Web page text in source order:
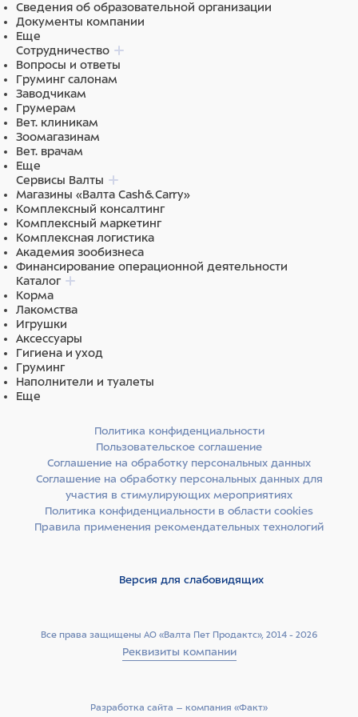
клюква, масло подсолнечное, витамины и минералы,
DL-метионин, L-карнитин, таурин.
Сведения об образовательной организации
Документы компании
Еще
Сотрудничество
Вопросы и ответы
Груминг салонам
Заводчикам
Грумерам
Вет. клиникам
Зоомагазинам
Вет. врачам
Еще
Сервисы Валты
Магазины «Валта Cash&Carry»
Комплексный консалтинг
Комплексный маркетинг
Комплексная логистика
Академия зообизнеса
Финансирование операционной деятельности
Каталог
Корма
Лакомства
Игрушки
Аксессуары
Гигиена и уход
Груминг
Наполнители и туалеты
Еще
Все права защищены АО «Валта Пет Продактс», 2014 - 2026
Реквизиты компании
Политика конфиденциальности
Пользовательское соглашение
Соглашение на обработку персональных данных
Соглашение на обработку персональных данных для
участия в стимулирующих мероприятиях
Политика конфиденциальности в области cookies
Правила применения рекомендательных технологий
Версия для слабовидящих
Разработка сайта –­ компания «Факт»